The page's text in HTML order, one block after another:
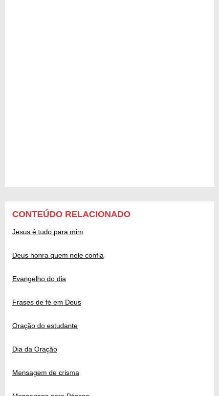
CONTEÚDO RELACIONADO
Jesus é tudo para mim
Deus honra quem nele confia
Evangelho do dia
Frases de fé em Deus
Oração do estudante
Dia da Oração
Mensagem de crisma